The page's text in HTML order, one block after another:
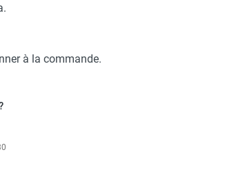
à la commande.